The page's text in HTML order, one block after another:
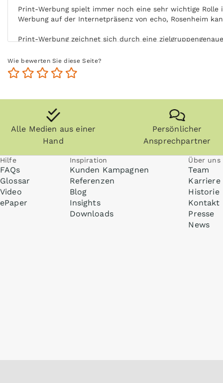
Print-Werbung spielt immer noch eine sehr wichtige
Werbung auf der Internetpräsenz von echo, Rosenheim
Print-Werbung zeichnet sich durch eine
Durch die aktive Nutzung der Zielgruppe ohne
Nutzung steigert zudem die Glaubwürdigkeit und
Zeitungen, Zeitschriften (vor allem Fachzeitschriften)
und die Zielgruppe kommt auch zu einem späteren
Anzeigen können zudem nachgeblättert und
ohne Internet praktisch überall gelesen werden, zum
Wie bewerten Sie diese Seite?
Alle Medien aus einer
Hand
Persönlicher
Ansprechpartner
Hilfe
FAQs
Glossar
Video
ePaper
Inspiration
Kunden Kampagnen
Referenzen
Blog
Insights
Downloads
Über uns
Team
Karriere
Historie
Kontakt
Presse
News